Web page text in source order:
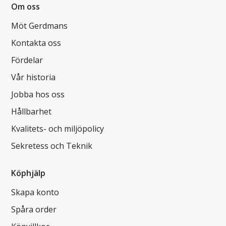
Om oss
Möt Gerdmans
Kontakta oss
Fördelar
Vår historia
Jobba hos oss
Hållbarhet
Kvalitets- och miljöpolicy
Sekretess och Teknik
Köphjälp
Skapa konto
Spåra order